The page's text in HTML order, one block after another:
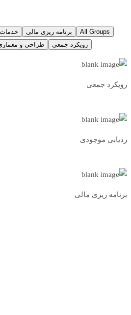
All Groups برنامه ریزی مالی
رویکرد جمعی
طراحی و معماری
رویکرد جمعی
ردیابی موجودی
برنامه ریزی مالی